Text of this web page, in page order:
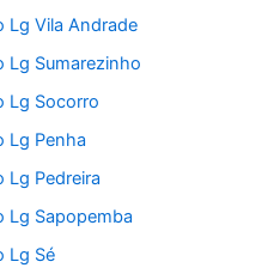
Lg Vila Andrade
Lg Sumarezinho
Lg Socorro
Lg Penha
Pedreira
Lg Sapopemba
Lg Sé